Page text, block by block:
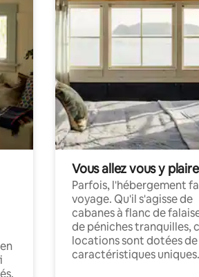
Vous allez vous y plaire
Parfois, l'hébergement
voyage. Qu'il s'agisse de
cabanes à flanc de
de péniches tranquilles,
locations sont dotées de
caractéristiques uniques.